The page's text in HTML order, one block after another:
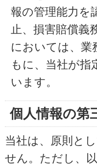
報の管理能力を
止、損害賠償義
においては、業
もに、当社が指
います。
個人情報の第
当社は、原則と
せん。ただし、